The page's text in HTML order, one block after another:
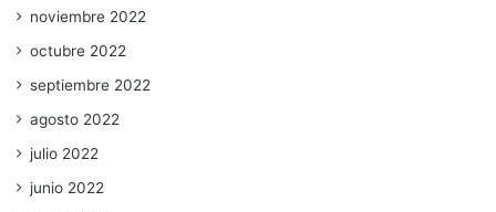
noviembre 2022
octubre 2022
septiembre 2022
agosto 2022
julio 2022
junio 2022